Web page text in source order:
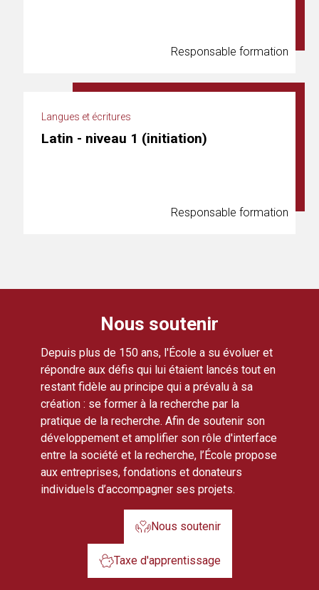
Responsable formation
Langues et écritures
Latin - niveau 1 (initiation)
Responsable formation
Nous soutenir
Depuis plus de 150 ans, l'École a su évoluer et
répondre aux défis qui lui étaient lancés tout en
restant fidèle au principe qui a prévalu à sa
création : se former à la recherche par la
pratique de la recherche. Afin de soutenir son
développement et amplifier son rôle d'interface
entre la société et la recherche, l’École propose
aux entreprises, fondations et donateurs
individuels d’accompagner ses projets.
Nous soutenir
Taxe d'apprentissage